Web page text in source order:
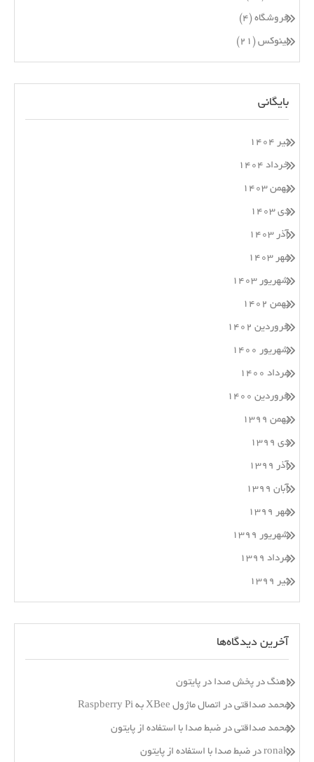
فروشگاه (۴)
لینوکس (۲۱)
بایگانی
تیر ۱۴۰۴
خرداد ۱۴۰۴
بهمن ۱۴۰۳
دی ۱۴۰۳
آذر ۱۴۰۳
مهر ۱۴۰۳
شهریور ۱۴۰۳
بهمن ۱۴۰۲
فروردین ۱۴۰۲
شهریور ۱۴۰۰
مرداد ۱۴۰۰
فروردین ۱۴۰۰
بهمن ۱۳۹۹
دی ۱۳۹۹
آذر ۱۳۹۹
آبان ۱۳۹۹
مهر ۱۳۹۹
شهریور ۱۳۹۹
مرداد ۱۳۹۹
تیر ۱۳۹۹
آخرین دیدگاه‌ها
اهنگ در پخش صدا در پایتون
محمد صداقتی در اتصال ماژول XBee به Raspberry Pi
محمد صداقتی در ضبط صدا با استفاده از پایتون
ronak در ضبط صدا با استفاده از پایتون